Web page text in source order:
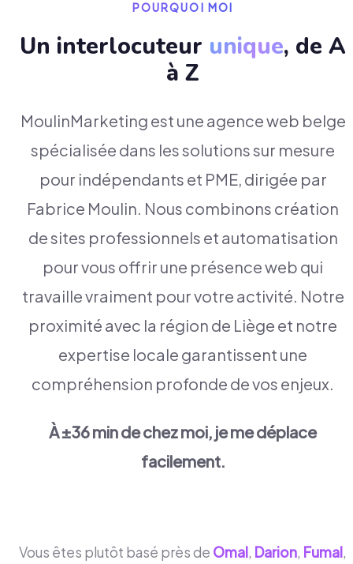
POURQUOI MOI
Un interlocuteur unique, de A
à Z
MoulinMarketing est une agence web belge
spécialisée dans les solutions sur mesure
pour indépendants et PME, dirigée par
Fabrice Moulin. Nous combinons création
de sites professionnels et automatisation
pour vous offrir une présence web qui
travaille vraiment pour votre activité. Notre
proximité avec la région de Liège et notre
expertise locale garantissent une
compréhension profonde de vos enjeux.
À ±36 min de chez moi, je me déplace
facilement.
Vous êtes plutôt basé près de Omal, Darion, Fumal,